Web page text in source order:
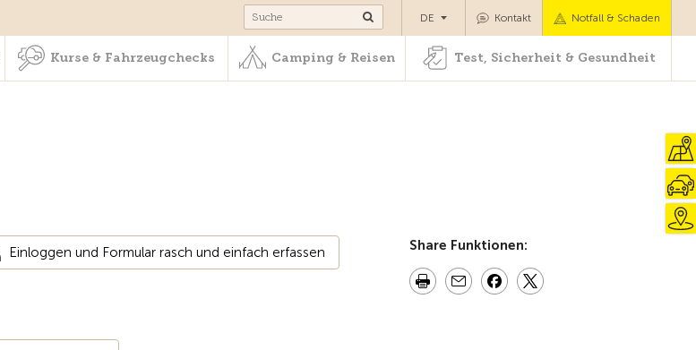
Kurse & Fahrzeugchecks Camping & Reisen Test, Sicherheit & Gesundheit
Kontakt Notfall & Schaden
DE
Kurse & Fahrzeugchecks Camping & Reisen Test, Sicherheit & Gesundheit
Einloggen und Formular rasch und einfach erfassen Share Funktionen: